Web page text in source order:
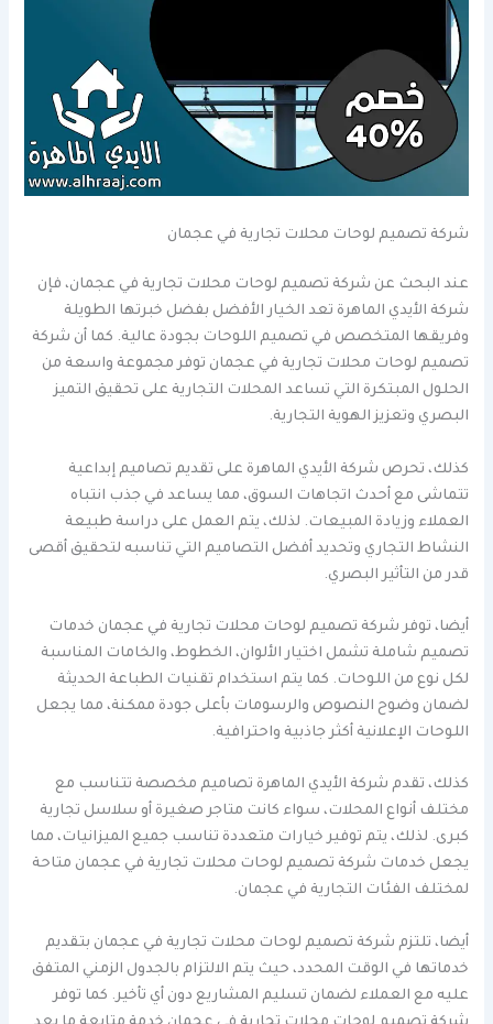
شركة تصميم لوحات محلات تجارية في عجمان
عند البحث عن شركة تصميم لوحات محلات تجارية في عجمان، فإن
شركة الأيدي الماهرة تعد الخيار الأفضل بفضل خبرتها الطويلة
وفريقها المتخصص في تصميم اللوحات بجودة عالية. كما أن شركة
تصميم لوحات محلات تجارية في عجمان توفر مجموعة واسعة من
الحلول المبتكرة التي تساعد المحلات التجارية على تحقيق التميز
البصري وتعزيز الهوية التجارية.
كذلك، تحرص شركة الأيدي الماهرة على تقديم تصاميم إبداعية
تتماشى مع أحدث اتجاهات السوق، مما يساعد في جذب انتباه
العملاء وزيادة المبيعات. لذلك، يتم العمل على دراسة طبيعة
النشاط التجاري وتحديد أفضل التصاميم التي تناسبه لتحقيق أقصى
قدر من التأثير البصري.
أيضا، توفر شركة تصميم لوحات محلات تجارية في عجمان خدمات
تصميم شاملة تشمل اختيار الألوان، الخطوط، والخامات المناسبة
لكل نوع من اللوحات. كما يتم استخدام تقنيات الطباعة الحديثة
لضمان وضوح النصوص والرسومات بأعلى جودة ممكنة، مما يجعل
اللوحات الإعلانية أكثر جاذبية واحترافية.
كذلك، تقدم شركة الأيدي الماهرة تصاميم مخصصة تتناسب مع
مختلف أنواع المحلات، سواء كانت متاجر صغيرة أو سلاسل تجارية
كبرى. لذلك، يتم توفير خيارات متعددة تناسب جميع الميزانيات، مما
يجعل خدمات شركة تصميم لوحات محلات تجارية في عجمان متاحة
لمختلف الفئات التجارية في عجمان.
أيضا، تلتزم شركة تصميم لوحات محلات تجارية في عجمان بتقديم
خدماتها في الوقت المحدد، حيث يتم الالتزام بالجدول الزمني المتفق
عليه مع العملاء لضمان تسليم المشاريع دون أي تأخير. كما توفر